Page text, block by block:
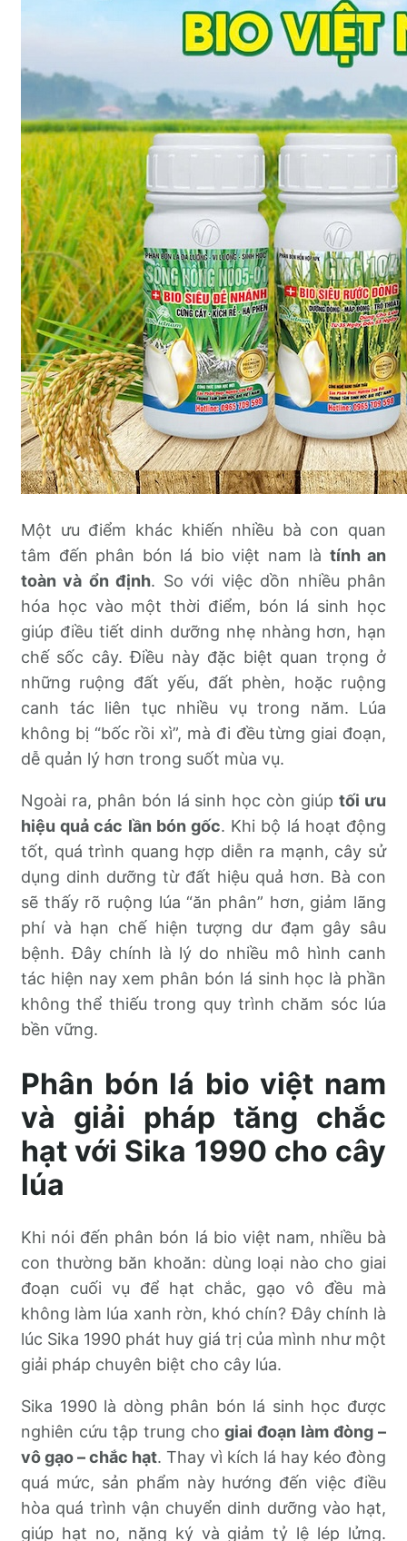
Một ưu điểm khác khiến nhiều bà con quan
tâm đến phân bón lá bio việt nam là tính an
toàn và ổn định. So với việc dồn nhiều phân
hóa học vào một thời điểm, bón lá sinh học
giúp điều tiết dinh dưỡng nhẹ nhàng hơn, hạn
chế sốc cây. Điều này đặc biệt quan trọng ở
những ruộng đất yếu, đất phèn, hoặc ruộng
canh tác liên tục nhiều vụ trong năm. Lúa
không bị “bốc rồi xì”, mà đi đều từng giai đoạn,
dễ quản lý hơn trong suốt mùa vụ.
Ngoài ra, phân bón lá sinh học còn giúptối ưu
hiệu quả các lần bón gốc. Khi bộ lá hoạt động
tốt, quá trình quang hợp diễn ra mạnh, cây sử
dụng dinh dưỡng từ đất hiệu quả hơn. Bà con
sẽ thấy rõ ruộng lúa “ăn phân” hơn, giảm lãng
phí và hạn chế hiện tượng dư đạm gây sâu
bệnh. Đây chính là lý do nhiều mô hình canh
tác hiện nay xem phân bón lá sinh học là phần
không thể thiếu trong quy trình chăm sóc lúa
bền vững.
Phân bón lá bio việt nam
và giải pháp tăng chắc
hạt với Sika 1990 cho cây
lúa
Khi nói đến phân bón lá bio việt nam, nhiều bà
con thường băn khoăn: dùng loại nào cho giai
đoạn cuối vụ để hạt chắc, gạo vô đều mà
không làm lúa xanh rờn, khó chín? Đây chính là
lúc Sika 1990 phát huy giá trị của mình như một
giải pháp chuyên biệt cho cây lúa.
Sika 1990 là dòng phân bón lá sinh học được
nghiên cứu tập trung chogiai đoạn làm đòng –
vô gạo – chắc hạt. Thay vì kích lá hay kéo đòng
quá mức, sản phẩm này hướng đến việc điều
hòa quá trình vận chuyển dinh dưỡng vào hạt,
giúp hạt no, nặng ký và giảm tỷ lệ lép lửng.